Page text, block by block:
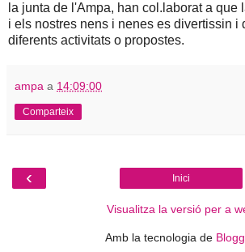
la junta de l'Ampa, han col.laborat a que
i els nostres nens i nenes es divertissin i
diferents activitats o propostes.
ampa a 14:09:00
Comparteix
‹ Inici
Visualitza la versió per a
Amb la tecnologia de